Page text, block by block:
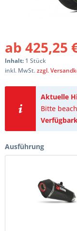
ab 425,25
Inhalt: 1 Stück
inkl. MwSt.zzgl.
Aktuelle
Bitte
Ausführung